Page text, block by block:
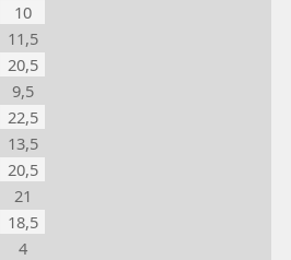
10
11,5
20,5
9,5
22,5
13,5
20,5
21
18,5
4